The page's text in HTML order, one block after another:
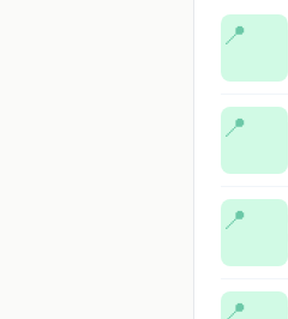
📍
📍
📍
📍